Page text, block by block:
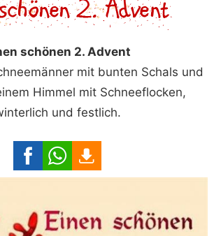
schönen 2. Advent
mit bunten Schals und
Himmel mit Schneeflocken,
und festlich.